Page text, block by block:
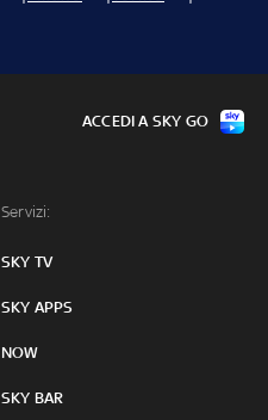
Servizi:
SKY TV
SKY APPS
NOW
SKY BAR
ACCEDI A SKY GO